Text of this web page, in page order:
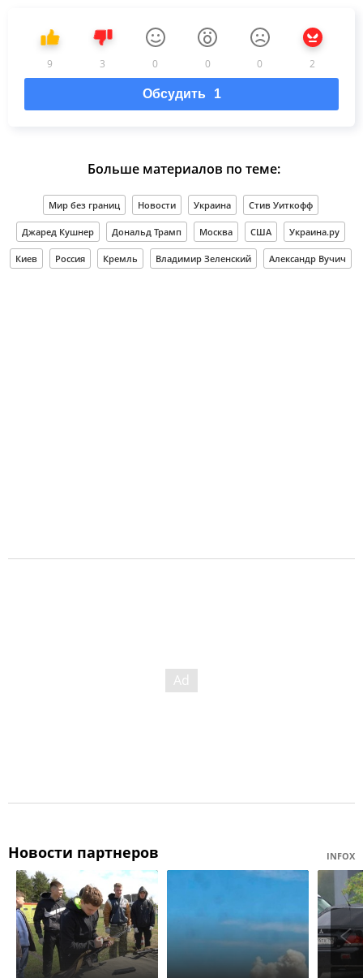
9 3 0 0 0 2
Обсудить 1
Больше материалов по теме:
Мир без границ Новости Украина Стив Уиткофф
Джаред Кушнер Дональд Трамп Москва США Украина.ру
Киев Россия Кремль Владимир Зеленский Александр Вучич
Новости партнеров INFOX